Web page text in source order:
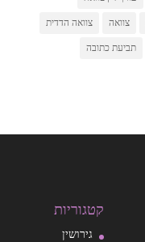
צוואה צוואה הדדית
תביעת כתובה
קטגוריות
גירושין